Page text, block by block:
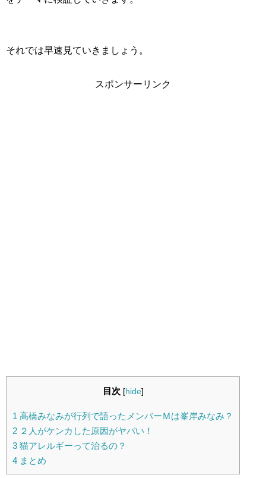
それでは早速見ていきましょう。
スポンサーリンク
目次 [hide]
1 高橋みなみが行列で語ったメンバーＭは峯岸みなみ？
2 ２人がケンカした原因がヤバい！
3 猫アレルギーって治るの？
4 まとめ